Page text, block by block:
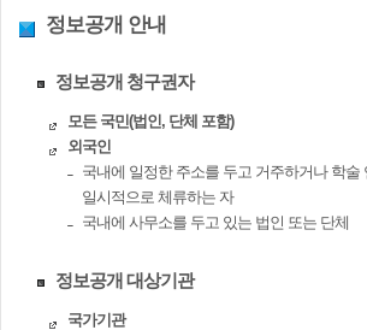
정보공개 안내
정보공개 청구권자
모든 국민(법인, 단체 포함)
외국인
국내에 일정한 주소를 두고 거주하거나 학술
일시적으로 체류하는 자
국내에 사무소를 두고 있는 법인 또는 단체
정보공개 대상기관
국가기관